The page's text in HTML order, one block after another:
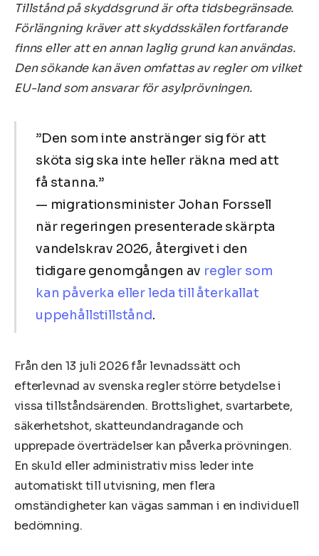
Tillstånd på skyddsgrund är ofta tidsbegränsade.
Förlängning kräver att skyddsskälen fortfarande
finns eller att en annan laglig grund kan användas.
Den sökande kan även omfattas av regler om vilket
EU-land som ansvarar för asylprövningen.
”Den som inte anstränger sig för att
sköta sig ska inte heller räkna med att
få stanna.”
— migrationsminister Johan Forssell
när regeringen presenterade skärpta
vandelskrav 2026, återgivet i den
tidigare genomgången av regler som
kan påverka eller leda till återkallat
uppehållstillstånd.
Från den 13 juli 2026 får levnadssätt och
efterlevnad av svenska regler större betydelse i
vissa tillståndsärenden. Brottslighet, svartarbete,
säkerhetshot, skatteundandragande och
upprepade överträdelser kan påverka prövningen.
En skuld eller administrativ miss leder inte
automatiskt till utvisning, men flera
omständigheter kan vägas samman i en individuell
bedömning.